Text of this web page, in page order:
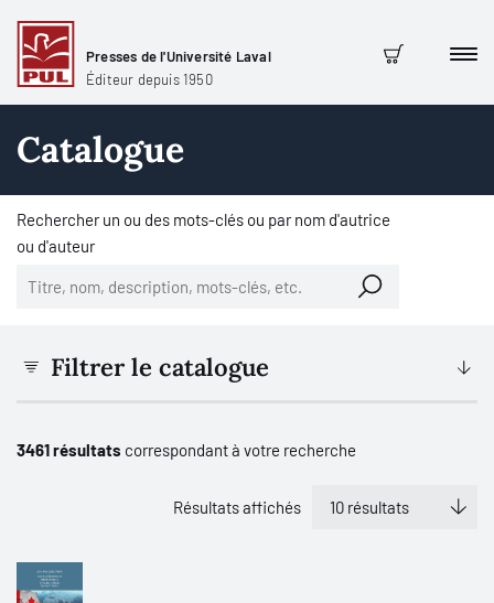
Presses de l'Université Laval
Éditeur depuis 1950
Panier
Catalogue
Rechercher un ou des mots-clés ou par nom d'autrice
ou d'auteur
Filtrer le catalogue
3461 résultats correspondant à votre recherche
Résultats affichés